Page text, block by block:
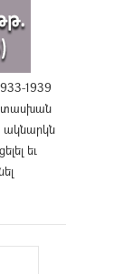
1939
ակնարկն
եւ